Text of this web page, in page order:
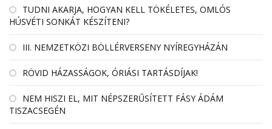
TUDNI AKARJA, HOGYAN KELL TÖKÉLETES, OMLÓS
HÚSVÉTI SONKÁT KÉSZÍTENI?
III. NEMZETKÖZI BÖLLÉRVERSENY NYÍREGYHÁZÁN
RÖVID HÁZASSÁGOK, ÓRIÁSI TARTÁSDÍJAK!
NEM HISZI EL, MIT NÉPSZERŰSÍTETT FÁSY ÁDÁM
TISZACSEGÉN